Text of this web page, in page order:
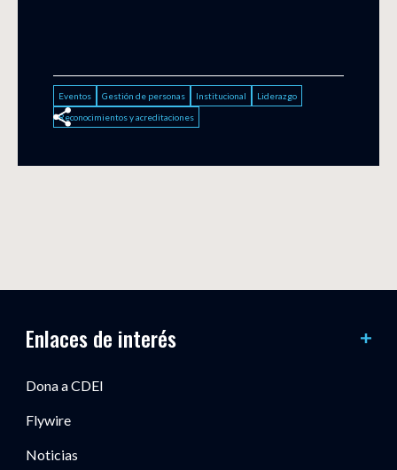
Eventos Gestión de personas Institucional
Liderazgo
Reconocimientos y acreditaciones
Enlaces de interés
Dona a CDEI
Flywire
Noticias